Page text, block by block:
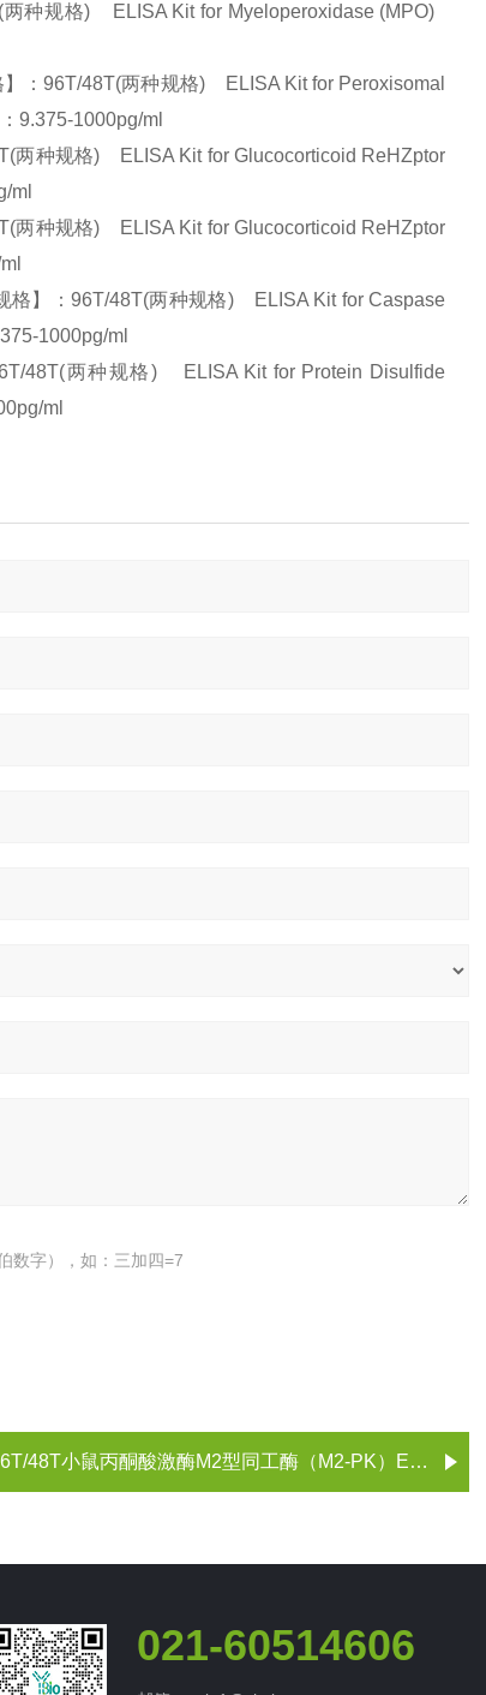
种规格) ELISA Kit for Myeloperoxidase (MPO)
：96T/48T(两种规格) ELISA Kit for Peroxisomal
9.375-1000pg/ml
种规格) ELISA Kit for Glucocorticoid ReHZptor
ml
种规格) ELISA Kit for Glucocorticoid ReHZptor
ml
】：96T/48T(两种规格) ELISA Kit for Caspase
1000pg/ml
48T(两种规格) ELISA Kit for Protein Disulfide
ml
数字），如：三加四=7
48T小鼠丙酮酸激酶M2型同工酶（M2-PK）ELISA试剂盒
021-60514606